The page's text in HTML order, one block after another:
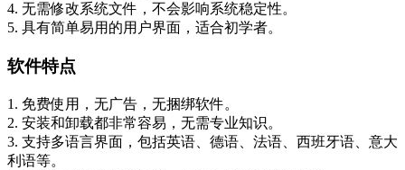
4. 无需修改系统文件，不会影响系统稳定性。
5. 具有简单易用的用户界面，适合初学者。
软件特点
1. 免费使用，无广告，无捆绑软件。
2. 安装和卸载都非常容易，无需专业知识。
3. 支持多语言界面，包括英语、德语、法语、西班牙语、意大
利语等。